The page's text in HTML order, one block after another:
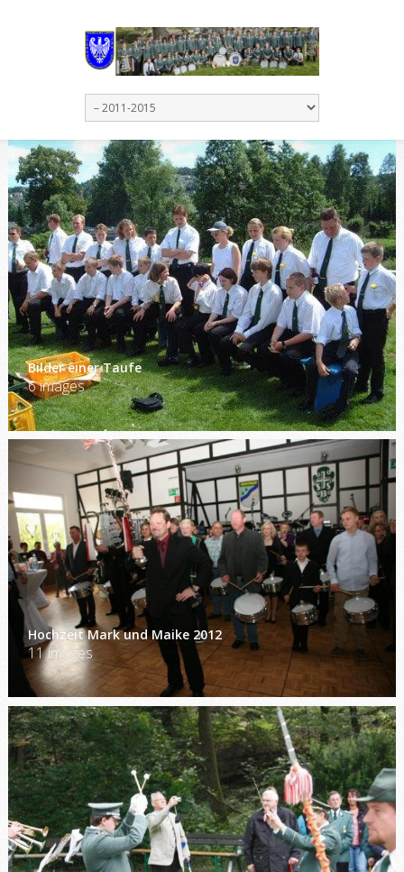
Bilder einer Taufe
6 images
Hochzeit Mark und Maike 2012
11 images